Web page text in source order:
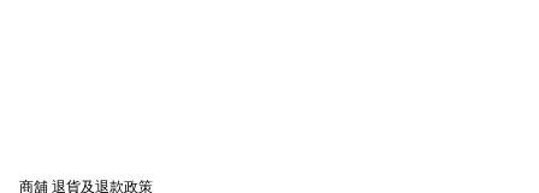
商舖退貨及退款政策